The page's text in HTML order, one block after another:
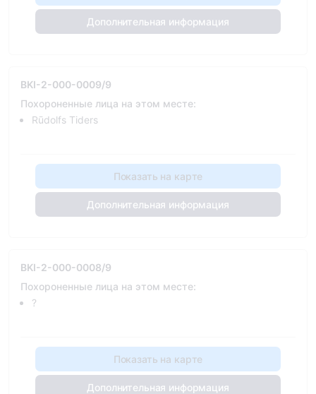
Дополнительная информация
BKI-2-000-0009/9
Похороненные лица на этом месте:
Rūdolfs Tiders
Показать на карте
Дополнительная информация
BKI-2-000-0008/9
Похороненные лица на этом месте:
?
Показать на карте
Дополнительная информация